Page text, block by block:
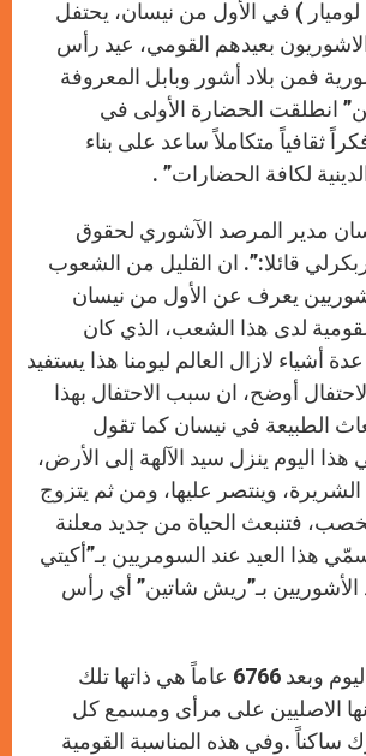
p
p e
r
o
k
لوميار ) في الأول من نيسان، يحتفل
بعيدهم القومي، عيد رأس
فمن بلاد أشور وبابل المعروفة
انطلقت الحضارة الأولى في
ثقافياً متكاملاً ساعد على بناء
لكافة الحضارات” .
مدير المرصد الآشوري لحقوق
قائلا:”. ان القليل من الشعوب
يعرف عن الأول من نيسان
لدى هذا الشعب، الذي كان
أشياء لازال العالم ليومنا هذا يستفيد
أوضح، ان سبب الاحتفال بهذا
الطبيعة في نيسان كما تقول
اليوم ينزل سيد الآلهة إلى الأرض،
الشريرة، وينتصر عليها، ومن ثم يتزوج
فتنبعث الحياة من جديد معلنة
هذا العيد عند السومريين بـ”أكيتي
الأشوريين بـ”ريش شاتين” أي رأس
وتابع دياربكرلي: اليوم وبعد 6766 عاماً هي ذاتها تلك
الاصليين على مرأى ومسمع كل
ساكناً .وفي هذه المناسبة القومية